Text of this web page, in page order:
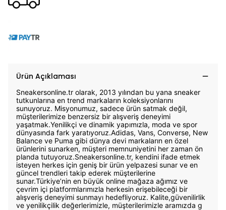
Ürün Açıklaması
Sneakersonline.tr olarak, 2013 yılından bu yana sneaker
tutkunlarına en trend markaların koleksiyonlarını
sunuyoruz. Misyonumuz, sadece ürün satmak değil,
müşterilerimize benzersiz bir alışveriş deneyimi
yaşatmak.Yenilikçi ve dinamik yapımızla, moda ve spor
dünyasında fark yaratıyoruz.Adidas, Vans, Converse, New
Balance ve Puma gibi dünya devi markaların en özel
ürünlerini sunarken, müşteri memnuniyetini her zaman ön
planda tutuyoruz.Sneakersonline.tr, kendini ifade etmek
isteyen herkes için geniş bir ürün yelpazesi sunar ve en
güncel trendleri takip ederek müşterilerine
sunar.Türkiye’nin en büyük online mağaza ağımız ve
çevrim içi platformlarımızla herkesin erişebileceği bir
alışveriş deneyimi sunmayı hedefliyoruz. Kalite,güvenilirlik
ve yenilikçilik değerlerimizle, müşterilerimizle aramızda g